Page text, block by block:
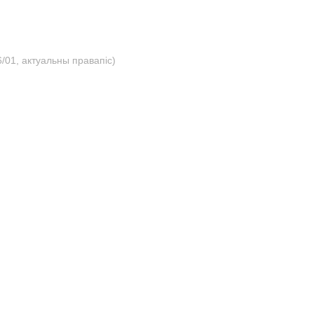
актуальны правапіс)